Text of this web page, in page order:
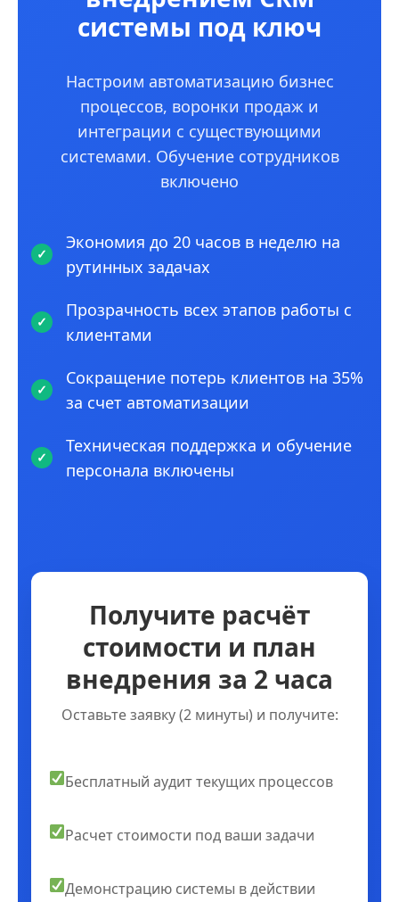
системы под ключ
Настроим автоматизацию бизнес
процессов, воронки продаж и
интеграции с существующими
системами. Обучение сотрудников
включено
Экономия до 20 часов в неделю на
рутинных задачах
Прозрачность всех этапов работы с
клиентами
Сокращение потерь клиентов на 35%
за счет автоматизации
Техническая поддержка и обучение
персонала включены
Получите расчёт
стоимости и план
внедрения за 2 часа
Оставьте заявку (2 минуты) и получите:
Бесплатный аудит текущих процессов
Расчет стоимости под ваши задачи
Демонстрацию системы в действии